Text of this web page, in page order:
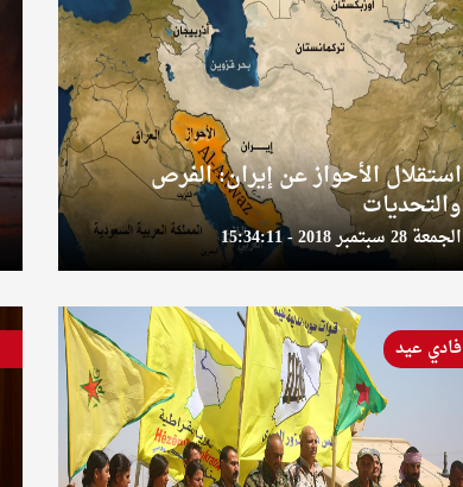
استقلال الأحواز عن إيران: الفرص
والتحديات
الجمعة 28 سبتمبر 2018 - 15:34:11
فادي عيد